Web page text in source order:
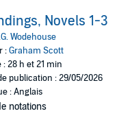
Novels 1-3
Wodehouse
:Graham Scott
: 28 h et 21 min
publication : 29/05/2026
: Anglais
notations